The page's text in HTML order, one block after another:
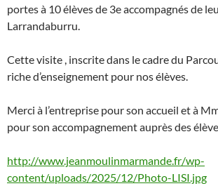
portes à 10 élèves de 3e accompagnés de
Larrandaburru.
Cette visite , inscrite dans le cadre du
riche d’enseignement pour nos élèves.
Merci à l’entreprise pour son accueil et à
pour son accompagnement auprès des
http://www.jeanmoulinmarmande.fr/wp-
content/uploads/2025/12/Photo-LISI.jpg